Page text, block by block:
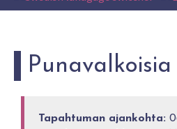
Tapahtuman ajankohta: